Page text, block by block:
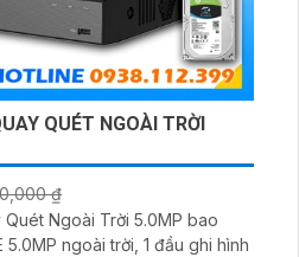
QUÉT NGOÀI TRỜI
₫
Quét Ngoài Trời 5.0MP bao
ngoài trời, 1 đầu ghi hình